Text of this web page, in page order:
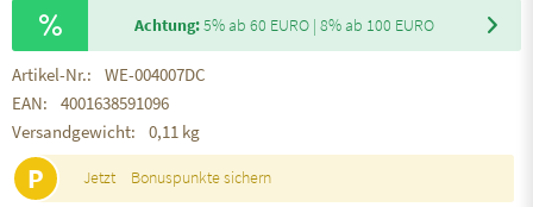
Achtung:5% ab 60 EURO | 8% ab 100 EURO
Artikel-Nr.:
WE-004007DC
EAN:
4001638591096
Versandgewicht:
0,11 kg
P Jetzt Bonuspunkte sichern